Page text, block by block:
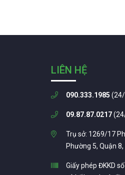
LIÊN HỆ
090.333.1985
09.87.87.0217
Trụ sở: 1269/17
Phường 5, Quận 8,
Giấy phép ĐKKD